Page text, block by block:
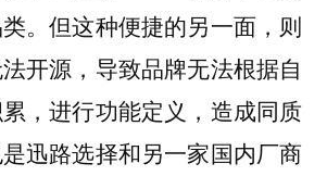
。但这种便捷的另一面，则
开源，导致品牌无法根据自
，进行功能定义，造成同质
迅路选择和另一家国内厂商